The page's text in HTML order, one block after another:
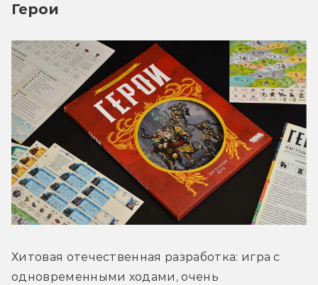
Герои
Хитовая отечественная разработка: игра с
одновременными ходами, очень